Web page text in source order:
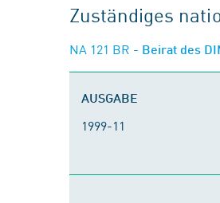
Zuständiges
NA 121 BR - Beirat des
AUSGABE
1999-11